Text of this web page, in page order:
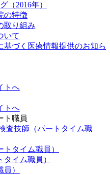
（2016年）
の特徴
取り組み
いて
基づく医療情報提供のお知ら
トへ
トへ
ト職員
査技師（パートタイム職
タイム職員）
イム職員）
）